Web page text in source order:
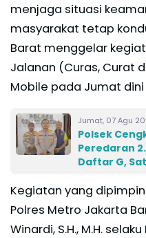
menjaga situasi
masyarakat tetap
Barat menggelar
Jalanan (Curas, Curat
Mobile pada Jumat
Jumat, 07 Agu
Polsek
Peredaran
Daftar G,
Kegiatan yang
Polres Metro Jakarta
Winardi, S.H., M.H.